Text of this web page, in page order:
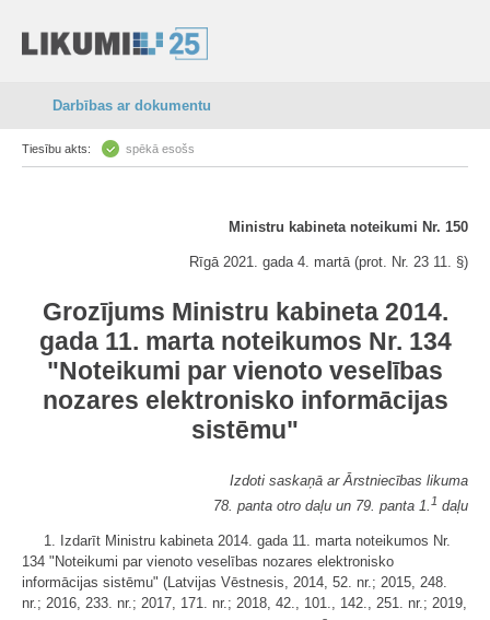
Darbības ar dokumentu
Tiesību akts: spēkā esošs
Ministru kabineta noteikumi Nr. 150
Rīgā 2021. gada 4. martā (prot. Nr. 23 11. §)
Grozījums Ministru kabineta 2014.
gada 11. marta noteikumos Nr. 134
"Noteikumi par vienoto veselības
nozares elektronisko informācijas
sistēmu"
Izdoti saskaņā ar Ārstniecības likuma
78. panta otro daļu un 79. panta 1. 1 daļu
1. Izdarīt Ministru kabineta 2014. gada 11. marta noteikumos Nr.
134 "Noteikumi par vienoto veselības nozares elektronisko
informācijas sistēmu" (Latvijas Vēstnesis, 2014, 52. nr.; 2015, 248.
nr.; 2016, 233. nr.; 2017, 171. nr.; 2018, 42., 101., 142., 251. nr.; 2019,